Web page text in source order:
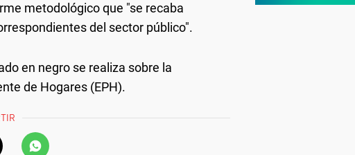
metodológico que "se recaba
del sector público".
en negro se realiza sobre la
de Hogares (EPH).